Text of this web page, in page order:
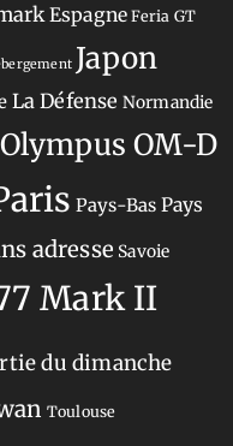
Espagne Feria GT
Japon
La Défense Normandie
Olympus OM-D
Pays-Bas Pays
adresse Savoie
Mark II
du dimanche
Toulouse